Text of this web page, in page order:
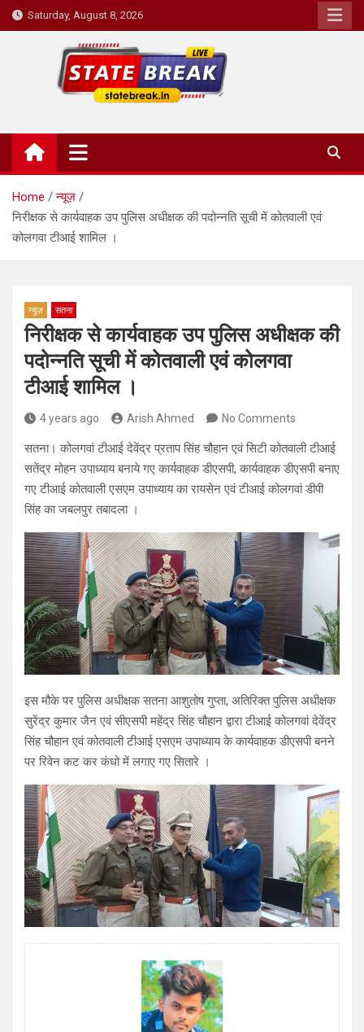
Skip
to
Saturday, August 8, 2026
State Break
Home
न्यूज़
निरीक्षक से कार्यवाहक उप पुलिस अधीक्षक की पदोन्नति सूची में कोतवाली एवं
कोलगवा टीआई शामिल ।
न्यूज़ सतना
निरीक्षक से कार्यवाहक उप पुलिस अधीक्षक की
पदोन्नति सूची में कोतवाली एवं कोलगवा
टीआई शामिल ।
4 years ago Arish Ahmed No Comments
सतना। कोलगवां टीआई देवेंद्र प्रताप सिंह चौहान एवं सिटी कोतवाली टीआई
सतेंद्र मोहन उपाध्याय बनाये गए कार्यवाहक डीएसपी, कार्यवाहक डीएसपी बनाए
गए टीआई कोतवाली एसएम उपाध्याय का रायसेन एवं टीआई कोलगवां डीपी
सिंह का जबलपुर तबादला ।
इस मौके पर पुलिस अधीक्षक सतना आशुतोष गुप्ता, अतिरिक्त पुलिस अधीक्षक
सुरेंद्र कुमार जैन एवं सीएसपी महेंद्र सिंह चौहान द्वारा टीआई कोलगवां देवेंद्र
सिंह चौहान एवं कोतवाली टीआई एसएम उपाध्याय के कार्यवाहक डीएसपी बनने
पर रिवेन कट कर कंधो में लगाए गए सितारे ।